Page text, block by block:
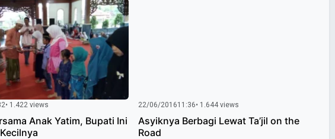
• 1.422 views
Anak Yatim, Bupati Ini
22/06/201611:36• 1.644 views
Asyiknya Berbagi Lewat Ta’jil on the
Road